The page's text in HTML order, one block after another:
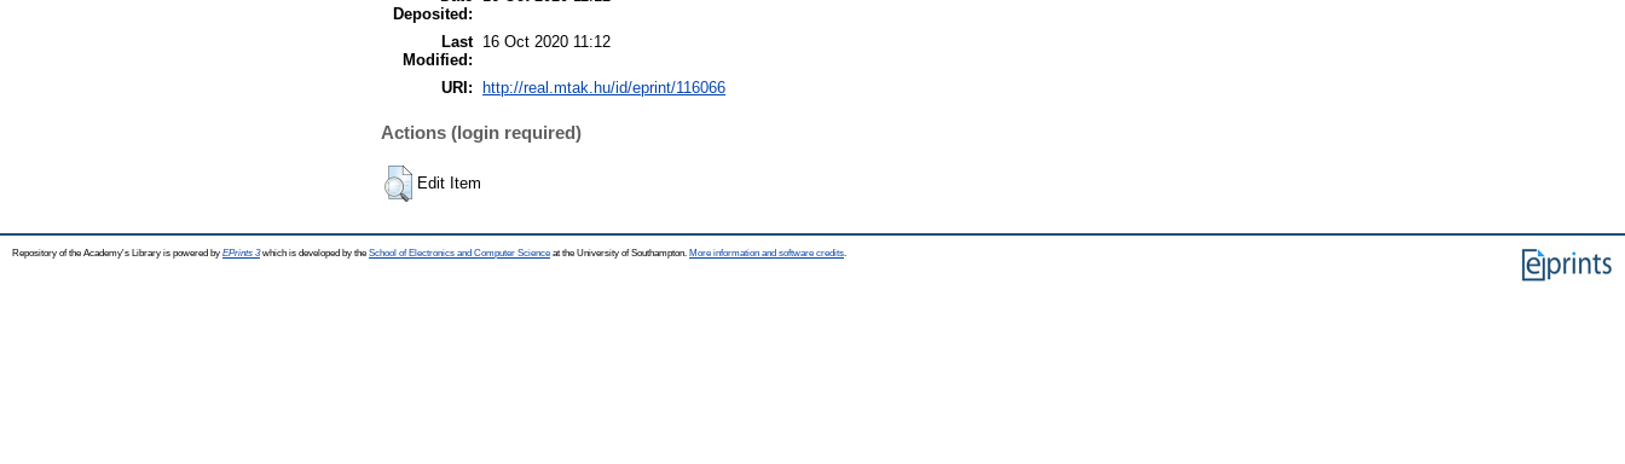
Deposited:
Last
Modified:
16 Oct 2020 11:12
URI: http://real.mtak.hu/id/eprint/116066
Actions (login required)
Edit Item
Repository of the Academy's Library is powered by EPrints 3which is developed by the School of Electronics and Computer Science at the University of Southampton. More information and software credits